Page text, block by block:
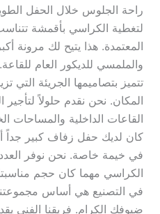
راحة الجلوس خلال الحفل
لتغطية الكراسي بأقمشة
المعتمدة. هذا يتيح لك مرونة
والملمسي للديكور العام
تتميز بتصاميمها الجريئة التي
المكان. نحن نقدم حلولاً
القاعات الداخلية والمساحات
كان لديك حفل زفاف كبير جداً
في خيمة خاصة. نحن نوفر
الكراسي مهما كان حجم
في التصنيع هي أساس
ضيوفك الكرام. فريقنا الفني